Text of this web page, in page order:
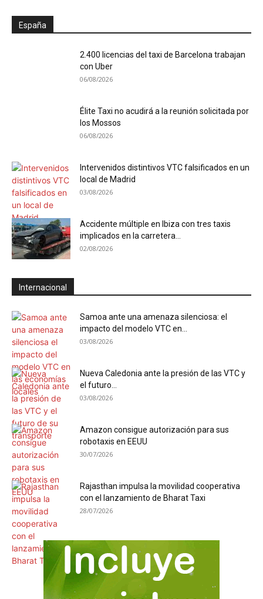
España
2.400 licencias del taxi de Barcelona trabajan
con Uber
06/08/2026
Élite Taxi no acudirá a la reunión solicitada por
los Mossos
06/08/2026
Intervenidos distintivos VTC falsificados en un
local de Madrid
03/08/2026
Accidente múltiple en Ibiza con tres taxis
implicados en la carretera...
02/08/2026
Internacional
Samoa ante una amenaza silenciosa: el
impacto del modelo VTC en...
03/08/2026
Nueva Caledonia ante la presión de las VTC y
el futuro...
03/08/2026
Amazon consigue autorización para sus
robotaxis en EEUU
30/07/2026
Rajasthan impulsa la movilidad cooperativa
con el lanzamiento de Bharat Taxi
28/07/2026